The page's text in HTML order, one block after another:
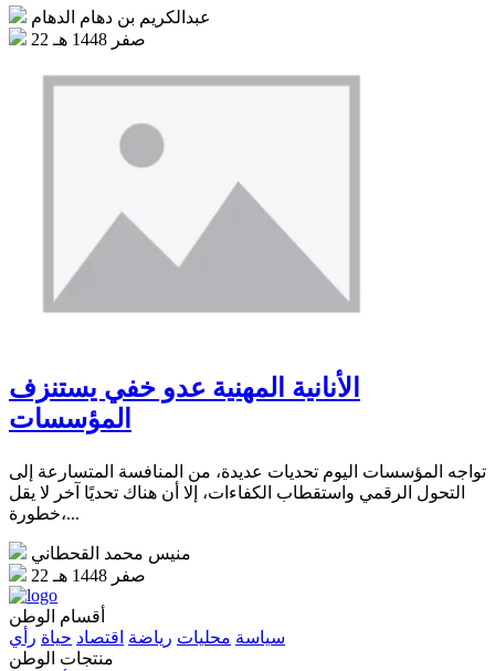
عبدالكريم بن دهام الدهام
22 صفر 1448 هـ
الأنانية المهنية عدو خفي يستنزف
المؤسسات
تواجه المؤسسات اليوم تحديات عديدة، من المنافسة المتسارعة إلى
التحول الرقمي واستقطاب الكفاءات، إلا أن هناك تحديًا آخر لا يقل
خطورة،...
منيس محمد القحطاني
22 صفر 1448 هـ
أقسام الوطن
سياسة محليات رياضة اقتصاد حياة رأي
منتجات الوطن